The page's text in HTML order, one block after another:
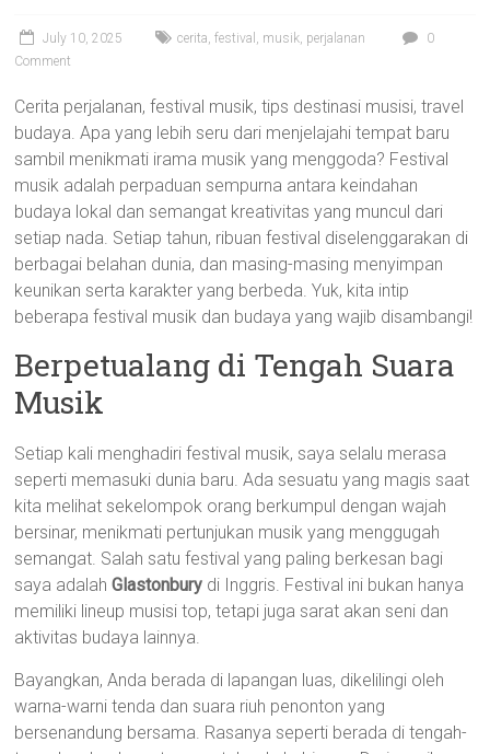
July 10, 2025 cerita,festival , musik, perjalanan
0
Comment
Cerita perjalanan, festival musik, tips destinasi musisi, travel
budaya. Apa yang lebih seru dari menjelajahi tempat baru
sambil menikmati irama musik yang menggoda? Festival
musik adalah perpaduan sempurna antara keindahan
budaya lokal dan semangat kreativitas yang muncul dari
setiap nada. Setiap tahun, ribuan festival diselenggarakan di
berbagai belahan dunia, dan masing-masing menyimpan
keunikan serta karakter yang berbeda. Yuk, kita intip
beberapa festival musik dan budaya yang wajib disambangi!
Berpetualang di Tengah Suara
Musik
Setiap kali menghadiri festival musik, saya selalu merasa
seperti memasuki dunia baru. Ada sesuatu yang magis saat
kita melihat sekelompok orang berkumpul dengan wajah
bersinar, menikmati pertunjukan musik yang menggugah
semangat. Salah satu festival yang paling berkesan bagi
saya adalahGlastonbury di Inggris. Festival ini bukan hanya
memiliki lineup musisi top, tetapi juga sarat akan seni dan
aktivitas budaya lainnya.
Bayangkan, Anda berada di lapangan luas, dikelilingi oleh
warna-warni tenda dan suara riuh penonton yang
bersenandung bersama. Rasanya seperti berada di tengah-